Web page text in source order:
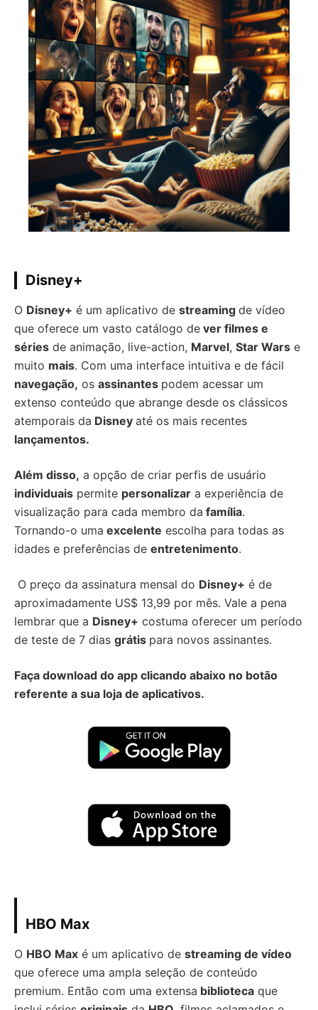
Disney+
O Disney+ é um aplicativo de streaming de vídeo
que oferece um vasto catálogo de ver filmes e
séries de animação, live-action, Marvel, Star Wars e
muito mais. Com uma interface intuitiva e de fácil
navegação, os assinantes podem acessar um
extenso conteúdo que abrange desde os clássicos
atemporais da Disney até os mais recentes
lançamentos.
Além disso, a opção de criar perfis de usuário
individuais permite personalizar a experiência de
visualização para cada membro da família.
Tornando-o uma excelente escolha para todas as
idades e preferências de entretenimento.
O preço da assinatura mensal do Disney+ é de
aproximadamente US$ 13,99 por mês. Vale a pena
lembrar que a Disney+ costuma oferecer um período
de teste de 7 dias grátis para novos assinantes.
Faça download do app clicando abaixo no botão
referente a sua loja de aplicativos.
HBO Max
O HBO Max é um aplicativo de streaming de vídeo
que oferece uma ampla seleção de conteúdo
premium. Então com uma extensa biblioteca que